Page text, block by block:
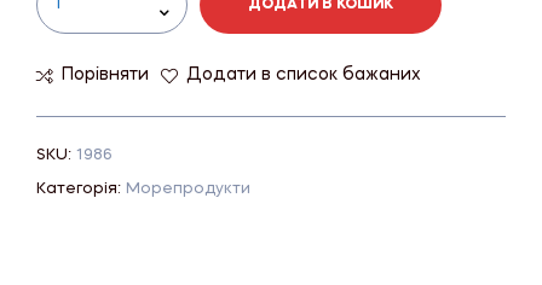
ДОДАТИ В КОШИК
Порівняти Додати в список бажаних
SKU: 1986
Категорія: Морепродукти